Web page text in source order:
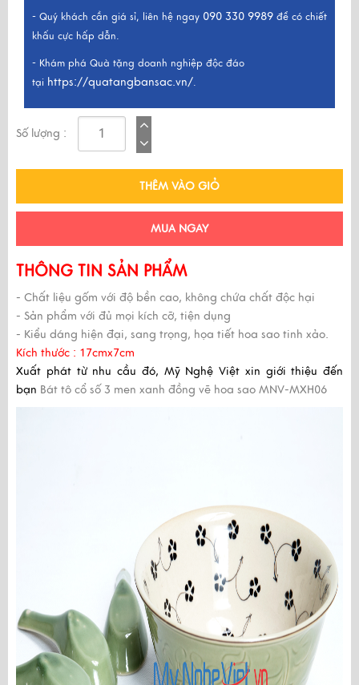
- Quý khách cần giá sỉ, liên hệ ngay 090 330 9989 để có chiết
khấu cực hấp dẫn.
- Khám phá Quà tặng doanh nghiệp độc đáo
tại https://quatangbansac.vn/.
Số lượng :
THÊM VÀO GIỎ
MUA NGAY
THÔNG TIN SẢN PHẨM
- Chất liệu gốm với độ bền cao, không chứa chất độc hại
- Sản phẩm với đủ mọi kích cỡ, tiện dụng
- Kiểu dáng hiện đại, sang trọng, họa tiết hoa sao tinh xảo.
Kích thước : 17cmx7cm
Xuất phát từ nhu cầu đó, Mỹ Nghệ Việt xin giới thiệu đến
bạn Bát tô cổ số 3 men xanh đồng vẽ hoa sao MNV-MXH06